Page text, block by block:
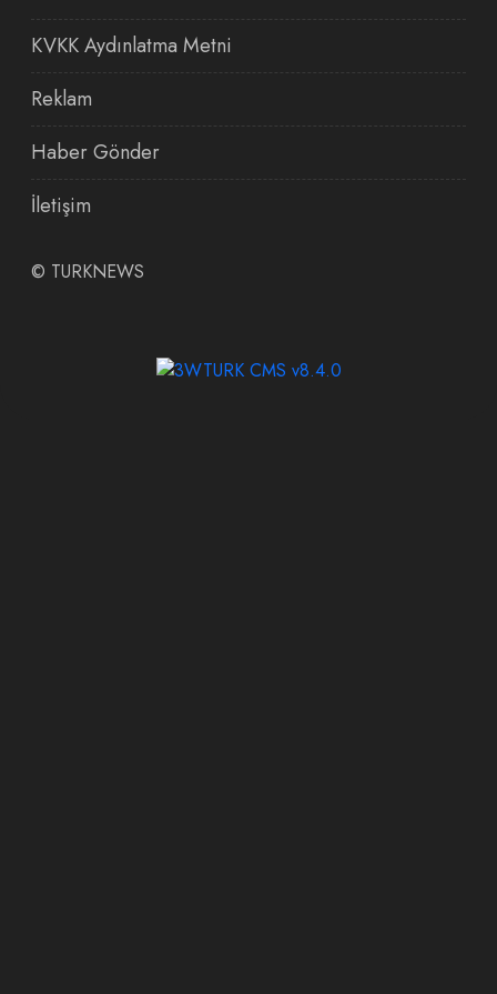
KVKK Aydınlatma Metni
Reklam
Haber Gönder
İletişim
© TURKNEWS